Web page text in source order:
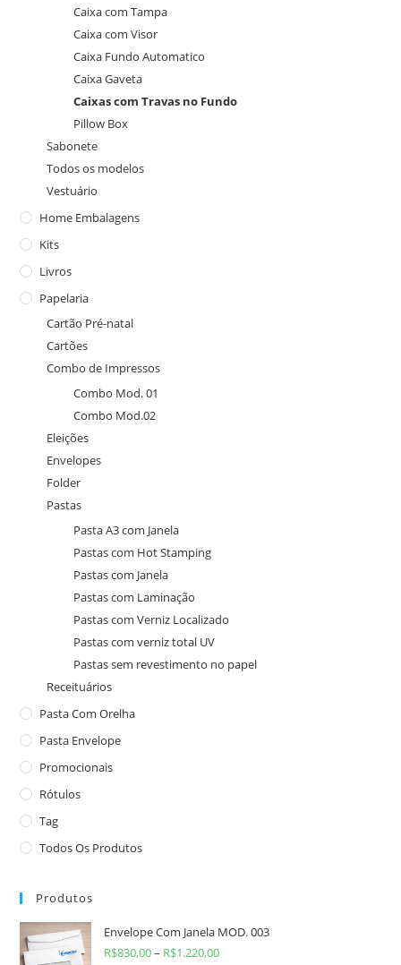
Caixa com Tampa
Caixa com Visor
Caixa Fundo Automatico
Caixa Gaveta
Caixas com Travas no Fundo
Pillow Box
Sabonete
Todos os modelos
Vestuário
Home Embalagens
Kits
Livros
Papelaria
Cartão Pré-natal
Cartões
Combo de Impressos
Combo Mod. 01
Combo Mod.02
Eleições
Envelopes
Folder
Pastas
Pasta A3 com Janela
Pastas com Hot Stamping
Pastas com Janela
Pastas com Laminação
Pastas com Verniz Localizado
Pastas com verniz total UV
Pastas sem revestimento no papel
Receituários
Pasta Com Orelha
Pasta Envelope
Promocionais
Rótulos
Tag
Todos Os Produtos
Produtos
Envelope Com Janela MOD. 003
R$830,00– R$1.220,00